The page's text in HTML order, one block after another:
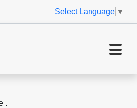
Select Language ▼
.